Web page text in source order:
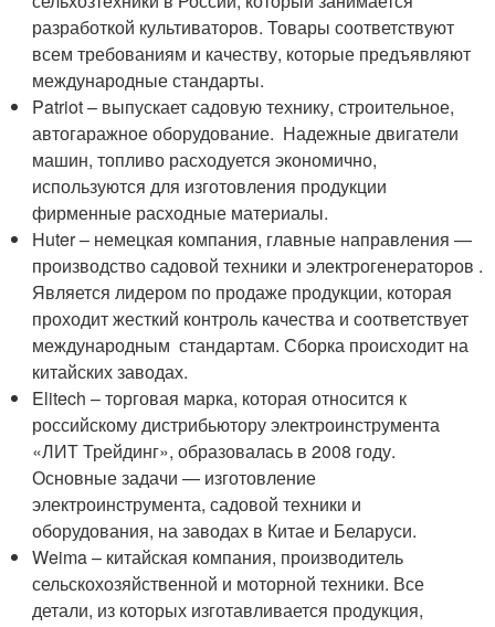
разработкой культиваторов. Товары соответствуют
всем требованиям и качеству, которые предъявляют
международные стандарты.
Patriot – выпускает садовую технику, строительное,
автогаражное оборудование. Надежные двигатели
машин, топливо расходуется экономично,
используются для изготовления продукции
фирменные расходные материалы.
Huter – немецкая компания, главные направления —
производство садовой техники и электрогенераторов .
Является лидером по продаже продукции, которая
проходит жесткий контроль качества и соответствует
международным стандартам. Сборка происходит на
китайских заводах.
Elitech – торговая марка, которая относится к
российскому дистрибьютору электроинструмента
«ЛИТ Трейдинг», образовалась в 2008 году.
Основные задачи — изготовление
электроинструмента, садовой техники и
оборудования, на заводах в Китае и Беларуси.
Weima – китайская компания, производитель
сельскохозяйственной и моторной техники. Все
детали, из которых изготавливается продукция,